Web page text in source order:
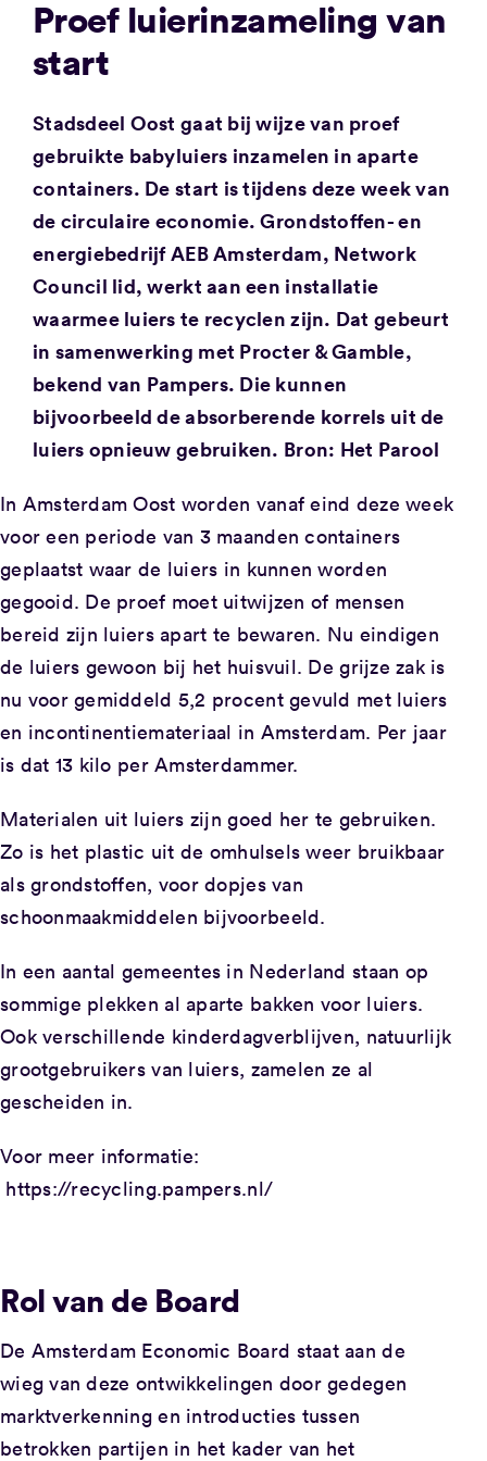
Proef luierinzameling van
start
Stadsdeel Oost gaat bij wijze van proef
gebruikte babyluiers inzamelen in aparte
containers. De start is tijdens deze week van
de circulaire economie. Grondstoffen- en
energiebedrijf AEB Amsterdam, Network
Council lid, werkt aan een installatie
waarmee luiers te recyclen zijn. Dat gebeurt
in samenwerking met Procter & Gamble,
bekend van Pampers. Die kunnen
bijvoorbeeld de absorberende korrels uit de
luiers opnieuw gebruiken. Bron: Het Parool
In Amsterdam Oost worden vanaf eind deze week
voor een periode van 3 maanden containers
geplaatst waar de luiers in kunnen worden
gegooid. De proef moet uitwijzen of mensen
bereid zijn luiers apart te bewaren. Nu eindigen
de luiers gewoon bij het huisvuil. De grijze zak is
nu voor gemiddeld 5,2 procent gevuld met luiers
en incontinentiemateriaal in Amsterdam. Per jaar
is dat 13 kilo per Amsterdammer.
Materialen uit luiers zijn goed her te gebruiken.
Zo is het plastic uit de omhulsels weer bruikbaar
als grondstoffen, voor dopjes van
schoonmaakmiddelen bijvoorbeeld.
In een aantal gemeentes in Nederland staan op
sommige plekken al aparte bakken voor luiers.
Ook verschillende kinderdagverblijven, natuurlijk
grootgebruikers van luiers, zamelen ze al
gescheiden in.
Voor meer informatie:
https://recycling.pampers.nl/
Rol van de Board
De Amsterdam Economic Board staat aan de
wieg van deze ontwikkelingen door gedegen
marktverkenning en introducties tussen
betrokken partijen in het kader van het